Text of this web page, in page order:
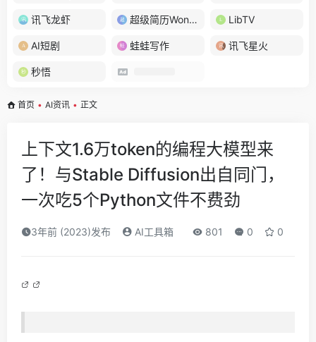
讯飞龙虾 超级简历WonderCV LibTV
AI短剧 蛙蛙写作 讯飞星火
秒悟
首页 • AI资讯 • 正文
上下文1.6万token的编程大模型来
了！与Stable Diffusion出自同门，
一次吃5个Python文件不费劲
3年前 (2023)发布 AI工具箱 801 0 0